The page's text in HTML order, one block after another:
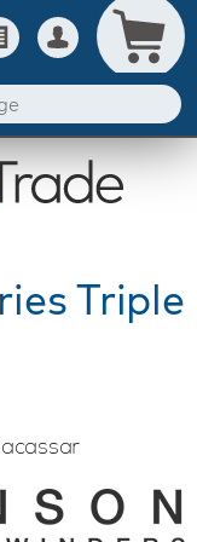
Triple